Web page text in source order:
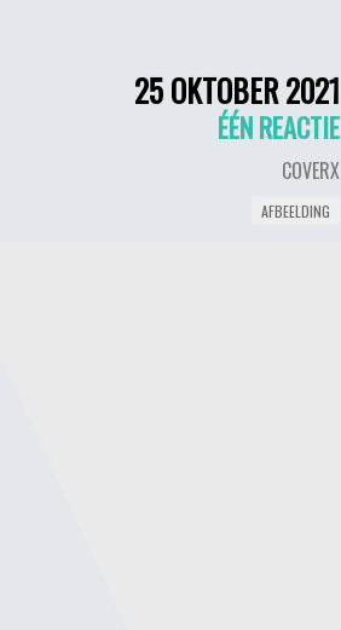
25 OKTOBER 2021
ÉÉN REACTIE
COVERX
AFBEELDING